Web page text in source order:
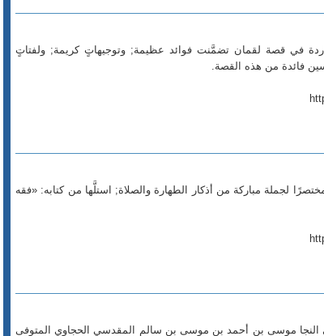
في قصة لقمان تضمَّنت فوائد عظيمة; وتوجيهاتٍ كريمة; ولفتاتٍ
فائدة من هذه القصة.
لجملة مباركة من أذكار الطهارة والصلاة; استلَّها من كتابه: «فقه
النجا موسى بن أحمد بن موسى بن سالم المقدسي الحجاوي المتوفى